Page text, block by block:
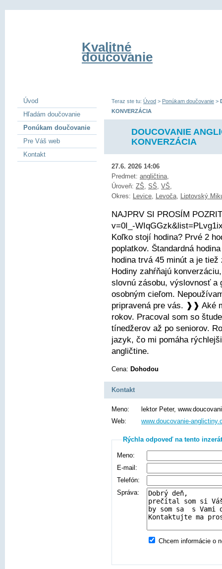
Kvalitné
doučovanie
Teraz ste tu: Úvod > Ponúkam doučovanie >
KONVERZÁCIA
DOUCOVANIE
KONVERZÁCIA
27.6. 2026 14:06
Predmet: angličtina,
Úroveň: ZŠ, SŠ, VŠ,
Okres: Levice, Levoča, Liptovský
NAJPRV SI PROSÍM
v=0I_-
Koľko stojí hodina? Prvé 2
poplatkov. Štandardná
hodina trvá 45 minút a je
Hodiny zahŕňajú
slovnú zásobu, výslovnosť
osobným cieľom.
pripravená pre vás. ❱❱ Aké
rokov. Pracoval som so
tínedžerov až po seniorov.
jazyk, čo mi pomáha
angličtine.
Cena: Dohodou
Kontakt
Meno:
lektor Peter,
Web:
www.doucovanie-
Rýchla odpoveď na tento inzerát
Meno:
E-mail:
Telefón:
Správa:
Chcem informácie o
Úvod
Hľadám doučovanie
Ponúkam doučovanie
Pre Váš web
Kontakt